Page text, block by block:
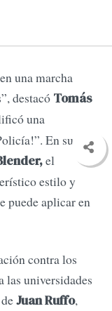
una marcha
destacó Tomás
una
En su
el
estilo y
puede aplicar en
contra los
las universidades
Juan Ruffo,